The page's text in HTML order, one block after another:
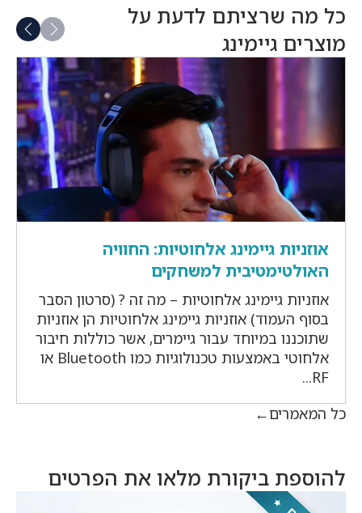
₪249.
₪224.
כל מה שרציתם לדעת על
מוצרים גיימינג
אוזניות גיימינג אלחוטיות: החוויה
האולטימטיבית למשחקים
אוזניות גיימינג אלחוטיות – מה זה ? (סרטון הסבר
בסוף העמוד) אוזניות גיימינג אלחוטיות הן אוזניות
שתוכננו במיוחד עבור גיימרים, אשר כוללות חיבור
אלחוטי באמצעות טכנולוגיות כמו Bluetooth או
RF...
כל המאמרים
להוספת ביקורת מלאו את הפרטים